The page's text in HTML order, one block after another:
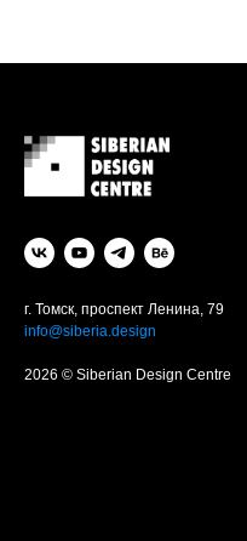
г. Томск, проспект Ленина, 79
info@siberia.design
2026 © Siberian Design Centre